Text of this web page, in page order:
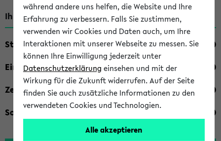
Ihre Suchkriterien:
Studienfach
Einrichtung
Zeiten
Sonstiges
während andere uns helfen, die Website und Ihre
Erfahrung zu verbessern. Falls Sie zustimmen,
verwenden wir Cookies und Daten auch, um Ihre
Interaktionen mit unserer Webseite zu messen. Sie
können Ihre Einwilligung jederzeit unter
Datenschutzerklärung einsehen und mit der
Wirkung für die Zukunft widerrufen. Auf der Seite
finden Sie auch zusätzliche Informationen zu den
verwendeten Cookies und Technologien.
Alle akzeptieren